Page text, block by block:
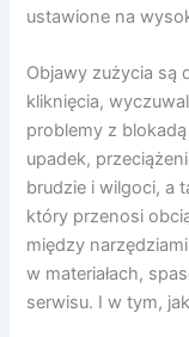
ustawione na
Objawy zużycia są
kliknięcia,
problemy z
upadek,
brudzie i wilgoci, a
który przenosi
między
w materiałach,
serwisu. I w tym,